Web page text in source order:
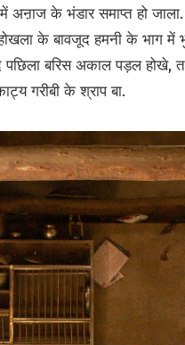
में अऩाज के भंडार समाप्त हो
के बावजूद हमनी के भाग
बरिस अकाल पड़ल होखे,
गरीबी के श्राप बा.